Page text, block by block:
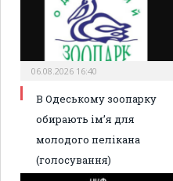
06.08.2026 16:40
В Одеському зоопарку
обирають ім’я для
молодого пелікана
(голосування)